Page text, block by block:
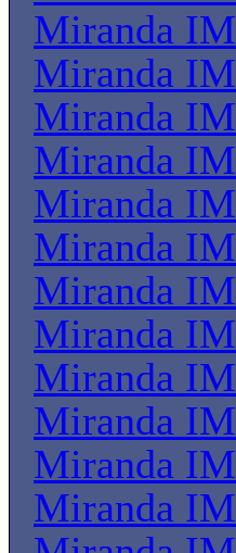
Miranda IM
Miranda IM
Miranda IM
Miranda IM
Miranda IM
Miranda IM
Miranda IM
Miranda IM
Miranda IM
Miranda IM
Miranda IM
Miranda IM